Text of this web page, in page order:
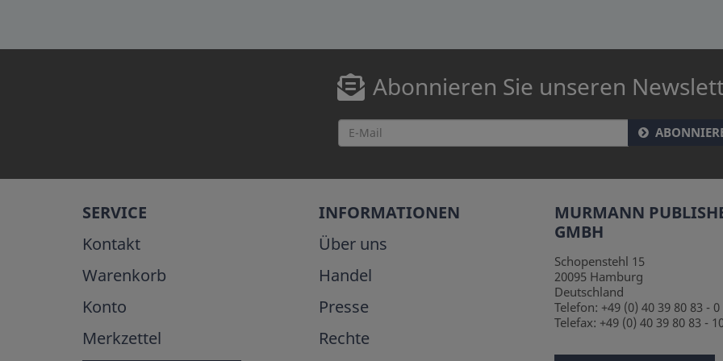
Abonnieren Sie unseren
SERVICE
Kontakt
Warenkorb
Konto
Merkzettel
INFORMATIONEN
Über uns
Handel
Presse
Rechte
MURMANN
GMBH
Schopenstehl 15
20095 Hamburg
Deutschland
Telefon: +49 (0) 40 39 80 83 - 0
Telefax: +49 (0) 40 39 80 83 -